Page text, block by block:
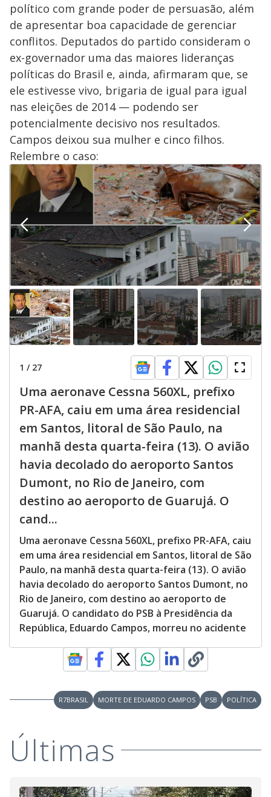
político com grande poder de persuasão, além
de apresentar boa capacidade de gerenciar
conflitos. Deputados do partido consideram o
ex-governador uma das maiores lideranças
políticas do Brasil e, ainda, afirmaram que, se
ele estivesse vivo, brigaria de igual para igual
nas eleições de 2014 — podendo ser
potencialmente decisivo nos resultados.
Campos deixou sua mulher e cinco filhos.
Relembre o caso:
1 / 27
Uma aeronave Cessna 560XL, prefixo
PR-AFA, caiu em uma área residencial
em Santos, litoral de São Paulo, na
manhã desta quarta-feira (13). O avião
havia decolado do aeroporto Santos
Dumont, no Rio de Janeiro, com
destino ao aeroporto de Guarujá. O
cand...
Uma aeronave Cessna 560XL, prefixo PR-AFA, caiu
em uma área residencial em Santos, litoral de São
Paulo, na manhã desta quarta-feira (13). O avião
havia decolado do aeroporto Santos Dumont, no
Rio de Janeiro, com destino ao aeroporto de
Guarujá. O candidato do PSB à Presidência da
República, Eduardo Campos, morreu no acidente
R7BRASIL MORTE DE EDUARDO CAMPOS PSB POLÍTICA
Últimas